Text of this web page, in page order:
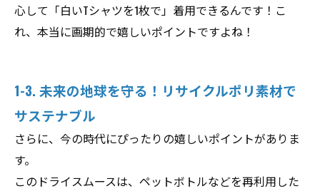
心して「白いTシャツを1枚で」着用できるんです！こ
れ、本当に画期的で嬉しいポイントですよね！
1-3. 未来の地球を守る！リサイクルポリ素材で
サステナブル
さらに、今の時代にぴったりの嬉しいポイントがありま
す。
このドライスムースは、ペットボトルなどを再利用した